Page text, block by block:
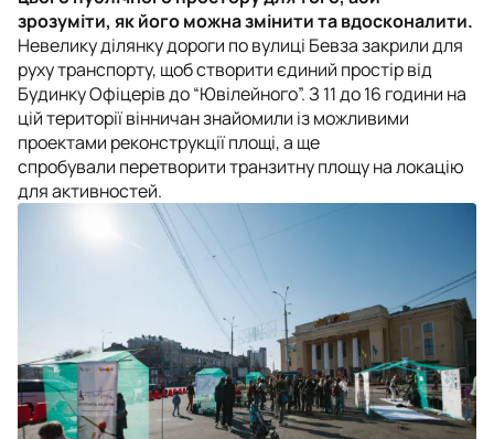
зрозуміти, як його можна змінити та вдосконалити.
Невелику ділянку дороги по вулиці Бевза закрили для
руху транспорту, щоб створити єдиний простір від
Будинку Офіцерів до “Ювілейного”. З 11 до 16 години на
цій території вінничан знайомили із можливими
проектами реконструкції площі, а ще
спробували перетворити транзитну площу на локацію
для активностей.